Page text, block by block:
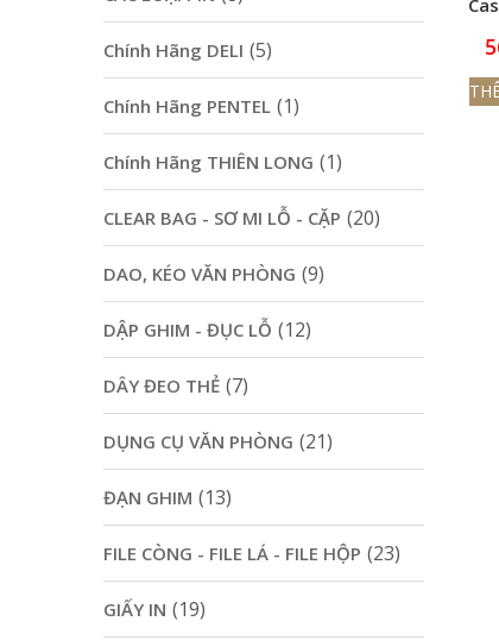
Chính Hãng DELI (5)
Chính Hãng PENTEL (1)
Chính Hãng THIÊN LONG (1)
CLEAR BAG - SƠ MI LỖ - CẶP (20)
DAO, KÉO VĂN PHÒNG (9)
DẬP GHIM - ĐỤC LỖ (12)
DÂY ĐEO THẺ (7)
DỤNG CỤ VĂN PHÒNG (21)
ĐẠN GHIM (13)
FILE CÒNG - FILE LÁ - FILE HỘP (23)
GIẤY IN (19)